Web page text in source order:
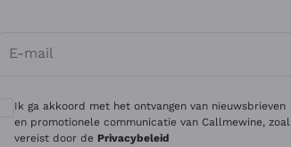
del Bosco
Gavi
E-mail
Optionele toestemmingen om
Ik ga akkoord met het ontvangen van nieuwsbrieven
en promotionele communicatie van Callmewine,
vereist door de Privacybeleid